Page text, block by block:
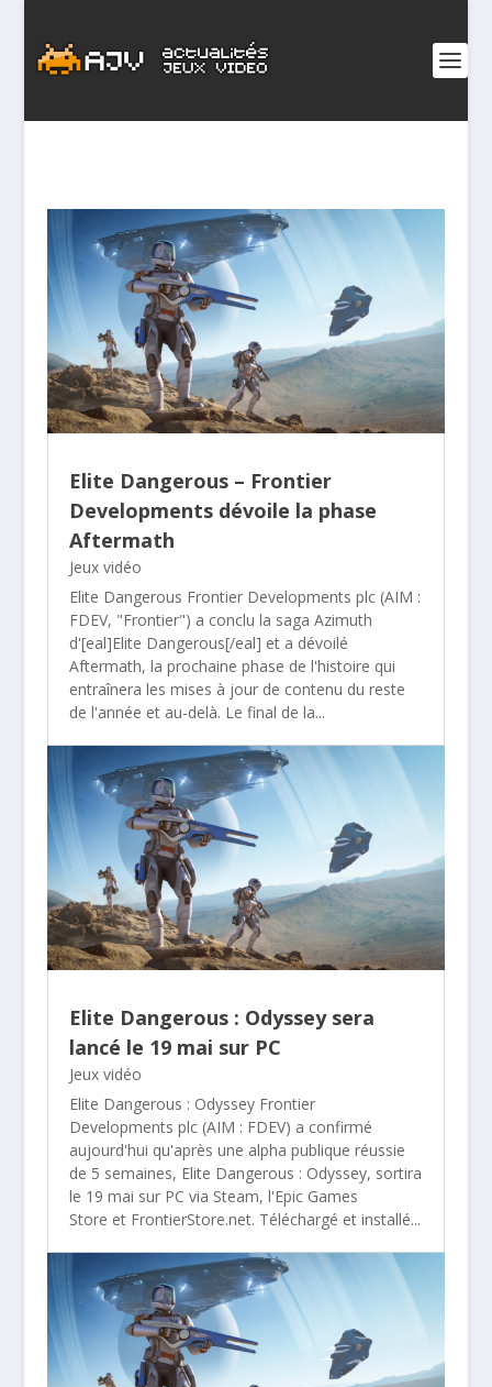
Elite Dangerous – Frontier
Developments dévoile la phase
Aftermath
Jeux vidéo
Elite Dangerous Frontier Developments plc (AIM :
FDEV, "Frontier") a conclu la saga Azimuth
d'[eal]Elite Dangerous[/eal] et a dévoilé
Aftermath, la prochaine phase de l'histoire qui
entraînera les mises à jour de contenu du reste
de l'année et au-delà. Le final de la...
Elite Dangerous : Odyssey sera
lancé le 19 mai sur PC
Jeux vidéo
Elite Dangerous : Odyssey Frontier
Developments plc (AIM : FDEV) a confirmé
aujourd'hui qu'après une alpha publique réussie
de 5 semaines, Elite Dangerous : Odyssey, sortira
le 19 mai sur PC via Steam, l'Epic Games
Store et FrontierStore.net. Téléchargé et installé...